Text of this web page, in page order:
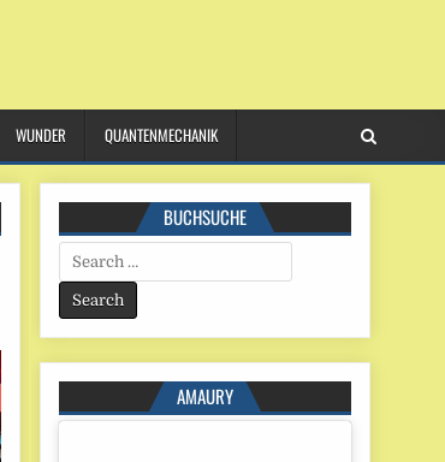
WUNDER QUANTENMECHANIK
BUCHSUCHE
Search
for:
AMAURY